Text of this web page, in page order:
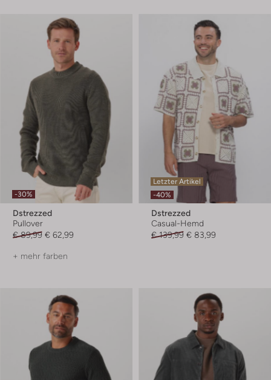
-30%
Dstrezzed
Pullover
€ 89,99 € 62,99
+ mehr farben
Letzter Artikel
-40%
Dstrezzed
Casual-Hemd
€ 139,99 € 83,99